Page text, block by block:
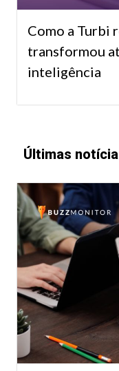
Como a Turbi
transformou
inteligência
Últimas